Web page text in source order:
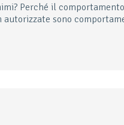
Perché il
sono